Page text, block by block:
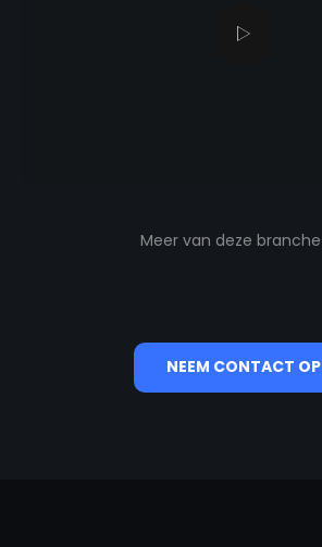
Meer van deze branche
NEEM CONTACT OP